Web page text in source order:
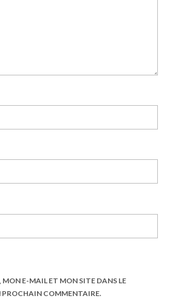
MON E-MAIL ET MON SITE DANS LE
COMMENTAIRE.